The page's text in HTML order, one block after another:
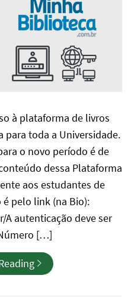
à plataforma de livros
toda a Universidade.
o novo período é de
dessa Plataforma
aos estudantes de
é pelo link (na Bio):
autenticação deve ser
[…]